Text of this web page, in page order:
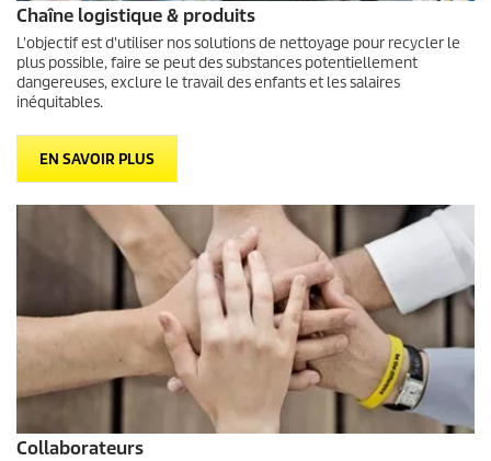
Chaîne logistique & produits
L'objectif est d'utiliser nos solutions de nettoyage pour recycler le
plus possible, faire se peut des substances potentiellement
dangereuses, exclure le travail des enfants et les salaires
inéquitables.
EN SAVOIR PLUS
Collaborateurs